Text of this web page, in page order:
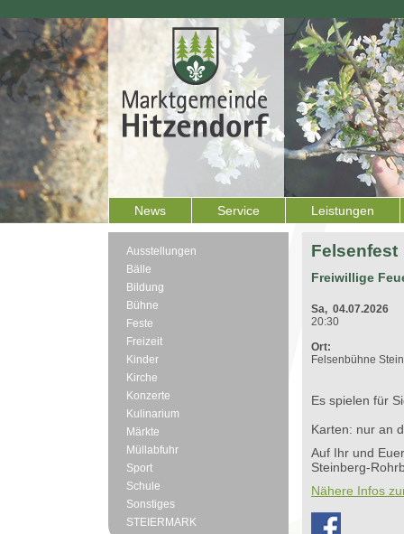
News Service Leistungen
Ausstellungen
Bälle
Bildung
Bühne
Feste
Freizeit
Kinder
Kirche
Konzerte
Kulinarium
Märkte
Müllabfuhr
Sport
Schule
Sonstiges
STEIERMARK
Felsenfest
Freiwillige
Sa, 04.07.2026
20:30
Ort:
Felsenbühne
Es spielen für
Karten: nur an
Auf Ihr und
Steinberg-
Nähere Infos